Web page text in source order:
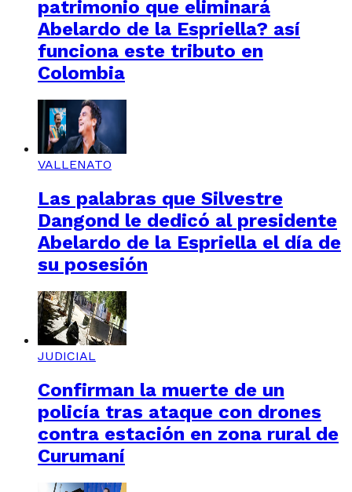
patrimonio que eliminará
Abelardo de la Espriella? así
funciona este tributo en
Colombia
VALLENATO
Las palabras que Silvestre
Dangond le dedicó al presidente
Abelardo de la Espriella el día de
su posesión
JUDICIAL
Confirman la muerte de un
policía tras ataque con drones
contra estación en zona rural de
Curumaní